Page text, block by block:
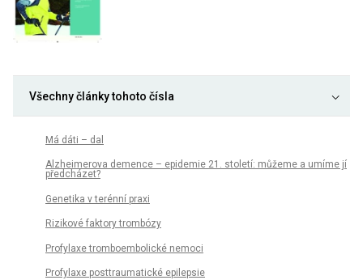
Všechny články tohoto čísla
Má dáti – dal
Alzheimerova demence – epidemie 21. století: můžeme a umíme jí
předcházet?
Genetika v terénní praxi
Rizikové faktory trombózy
Profylaxe tromboembolické nemoci
Profylaxe posttraumatické epilepsie